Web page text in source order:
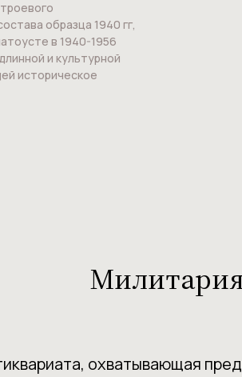
образца 1940 гг,
в 1940-1956
и культурной
историческое
охватывающая